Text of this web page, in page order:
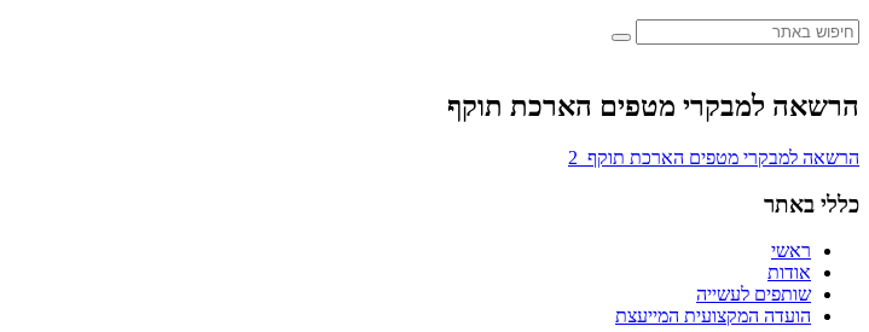
הרשאה למבקרי מטפים הארכת תוקף
הרשאה למבקרי מטפים הארכת תוקף_2
כללי באתר
ראשי
אודות
שותפים לעשייה
הועדה המקצועית המייעצת